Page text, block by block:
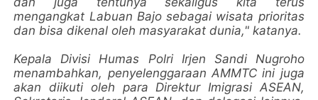
mengangkat Labuan Bajo sebagai wisata prioritas
dan bisa dikenal oleh masyarakat dunia," katanya.
Kepala Divisi Humas Polri Irjen Sandi Nugroho
menambahkan, penyelenggaraan AMMTC ini juga
akan diikuti oleh para Direktur Imigrasi ASEAN,